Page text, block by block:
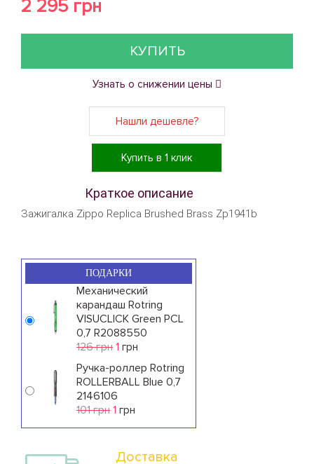
2 295 грн
КУПИТЬ
Узнать о снижении цены
Нашли дешевле?
Купить в 1 клик
Краткое описание
Зажигалка Zippo Replica Brushed Brass Zp1941b
ПОДАРКИ
Механический
карандаш Rotring
VISUCLICK Green PCL
0,7 R2088550
126 грн 1 грн
Ручка-роллер Rotring
ROLLERBALL Blue 0,7
2146106
101 грн 1 грн
Доставка